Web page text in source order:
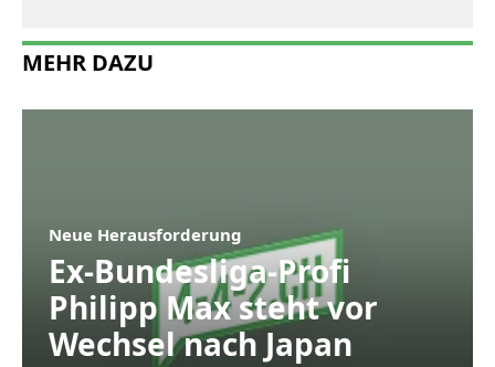
MEHR DAZU
Neue Herausforderung
Ex-Bundesliga-Profi
Philipp Max steht vor
Wechsel nach Japan